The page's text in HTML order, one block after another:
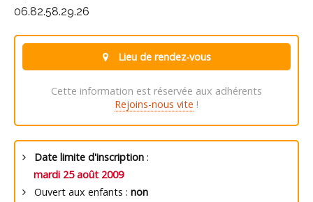
06.82.58.29.26
Lieu de rendez-vous
Cette information est réservée aux adhérents
Rejoins-nous vite !
Date limite d'inscription :
mardi 25 août 2009
Ouvert aux enfants : non